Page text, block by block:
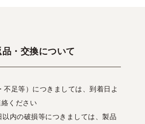
品・交換について
不足等）につきましては、到着日よ
ください
内の破損等につきましては、製品